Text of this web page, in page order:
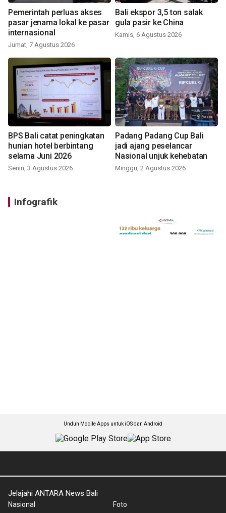
Pemerintah perluas akses
pasar jenama lokal ke pasar
internasional
Jumat, 7 Agustus 2026
Bali ekspor 3,5 ton salak
gula pasir ke China
Kamis, 6 Agustus 2026
BPS Bali catat peningkatan
hunian hotel berbintang
selama Juni 2026
Senin, 3 Agustus 2026
Padang Padang Cup Bali
jadi ajang peselancar
Nasional unjuk kehebatan
Minggu, 2 Agustus 2026
Infografik
Unduh Mobile Apps untuk iOS dan Android
Jelajahi ANTARA News Bali
Nasional Foto